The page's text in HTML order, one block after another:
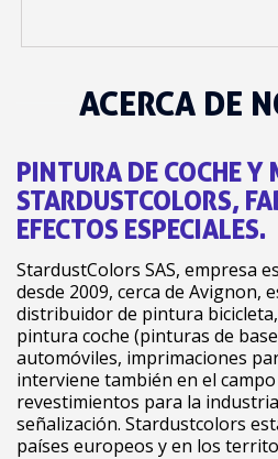
ACERCA DE
PINTURA DE COCHE Y
STARDUSTCOLORS,
EFECTOS ESPECIALES.
StardustColors SAS, empresa
desde 2009, cerca de Avignon,
distribuidor de pintura
pintura coche (pinturas de
automóviles, imprimaciones
interviene también en el
revestimientos para la
señalización. Stardustcolors
países europeos y en los